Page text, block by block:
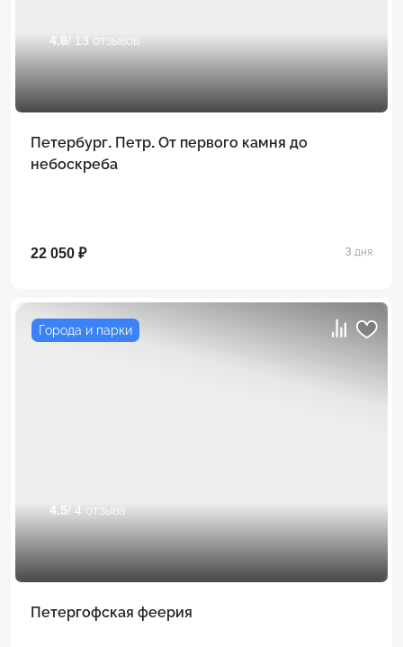
4.8/ 13 отзывов
Петербург. Петр. От первого камня до
небоскреба
22 050 ₽ 3 дня
Города и парки
4.5/ 4 отзыва
Петергофская феерия